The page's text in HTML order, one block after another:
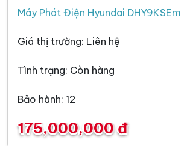
Máy Phát Điện Hyundai DHY9KSEm
Giá thị trường: Liên hệ
Tình trạng: Còn hàng
Bảo hành: 12
175,000,000 đ